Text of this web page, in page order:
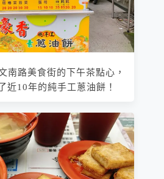
南路美食街的下午茶點心，
近10年的純手工蔥油餅！